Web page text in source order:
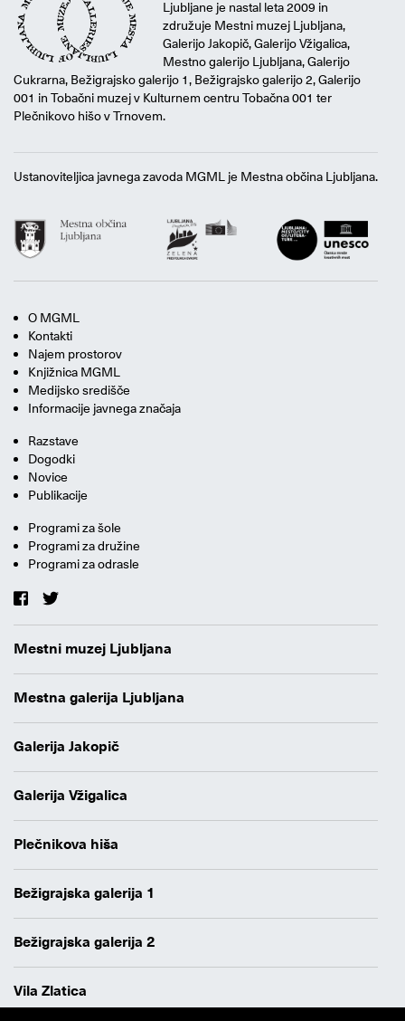
Ljubljane je nastal leta 2009 in
združuje Mestni muzej Ljubljana,
Galerijo Jakopič, Galerijo Vžigalica,
Mestno galerijo Ljubljana, Galerijo
Cukrarna, Bežigrajsko galerijo 1, Bežigrajsko galerijo 2, Galerijo
001 in Tobačni muzej v Kulturnem centru Tobačna 001 ter
Plečnikovo hišo v Trnovem.
Ustanoviteljica javnega zavoda MGML je Mestna občina Ljubljana.
O MGML
Kontakti
Najem prostorov
Knjižnica MGML
Medijsko središče
Informacije javnega značaja
Razstave
Dogodki
Novice
Publikacije
Programi za šole
Programi za družine
Programi za odrasle
Mestni muzej Ljubljana
Mestna galerija Ljubljana
Galerija Jakopič
Galerija Vžigalica
Plečnikova hiša
Bežigrajska galerija 1
Bežigrajska galerija 2
Vila Zlatica